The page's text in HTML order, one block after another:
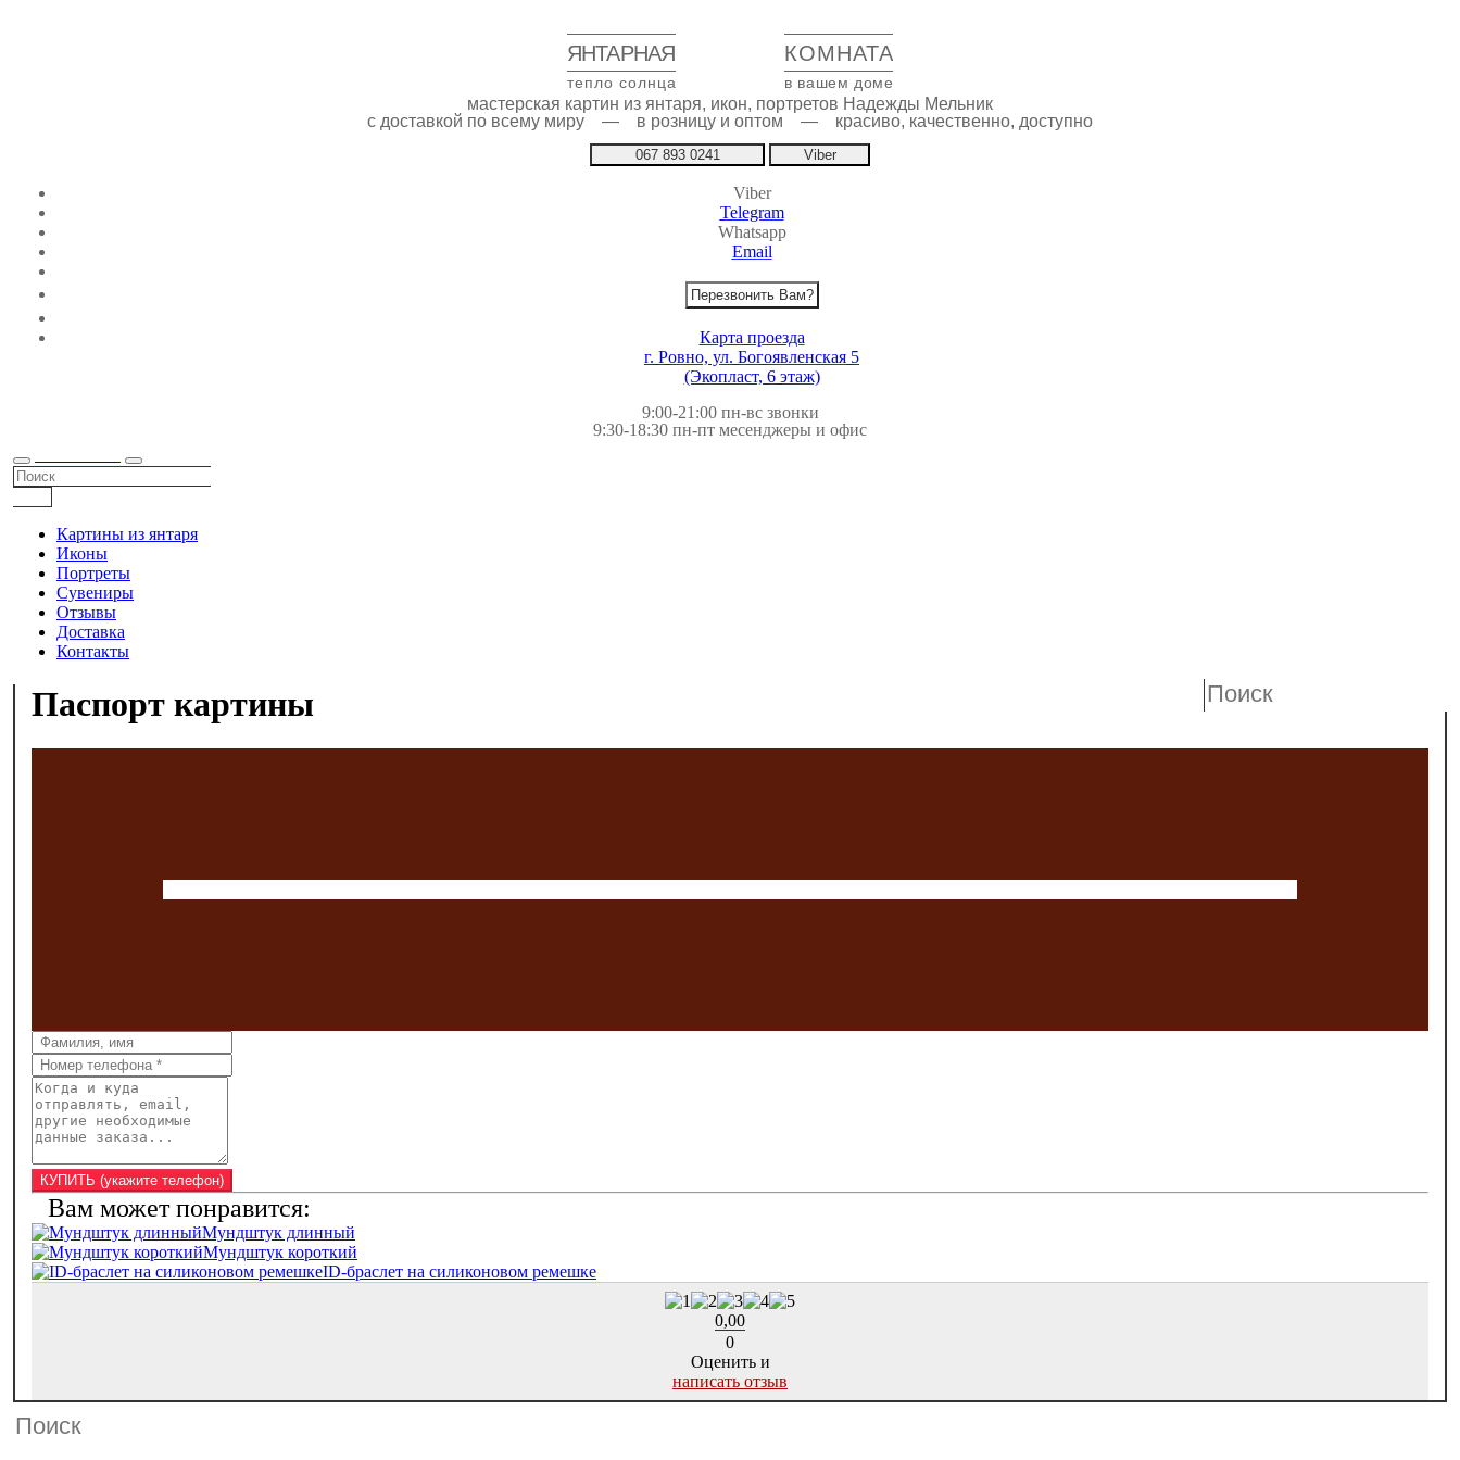
ЯНТАРНАЯ КОМНАТА
тепло солнца в вашем доме
мастерская картин из янтаря, икон, портретов Надежды Мельник
с доставкой по всему миру — в розницу и оптом — красиво, качественно, доступно
067 893 0241 Viber
Viber
Telegram
Whatsapp
Email
Перезвонить Вам?
Карта проезда
г. Ровно, ул. Богоявленская 5
(Экопласт, 6 этаж)
9:00-21:00 пн-вс звонки
9:30-18:30 пн-пт месенджеры и офис
Картины из янтаря
Иконы
Портреты
Сувениры
Отзывы
Доставка
Контакты
Паспорт картины
Мундштук длинный
Мундштук короткий
ID-браслет на силиконовом ремешке
0,00
0
Оценить и
написать отзыв